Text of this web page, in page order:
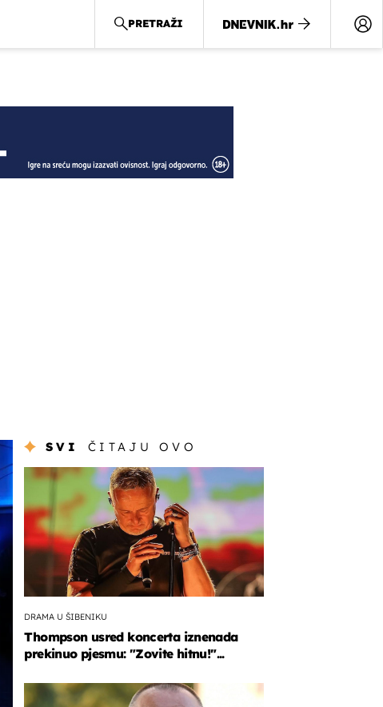
PRETRAŽI
SVI ČITAJU OVO
DRAMA U ŠIBENIKU
Thompson usred koncerta iznenada
prekinuo pjesmu: "Zovite hitnu!"...